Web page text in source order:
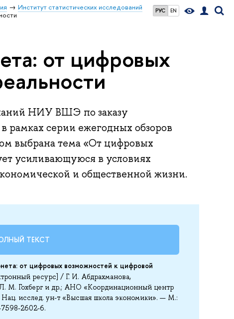
РУС EN
Институт статистических исследований
от цифровых
НИУ ВШЭ по заказу
рамках серии ежегодных обзоров
выбрана тема «От цифровых
усиливающуюся в условиях
и общественной жизни.
ТЕКСТ
от цифровых возможностей к цифровой
ресурс] / Г. И. Абдрахманова,
М. Гохберг и др.; АНО «Координационный центр
исслед. ун-т «Высшая школа экономики». — М.:
2602-6.